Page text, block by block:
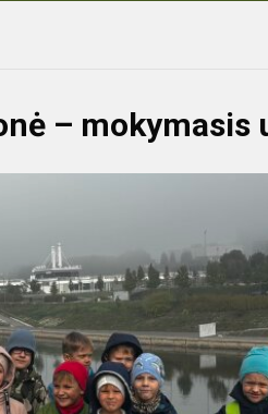
– mokymasis